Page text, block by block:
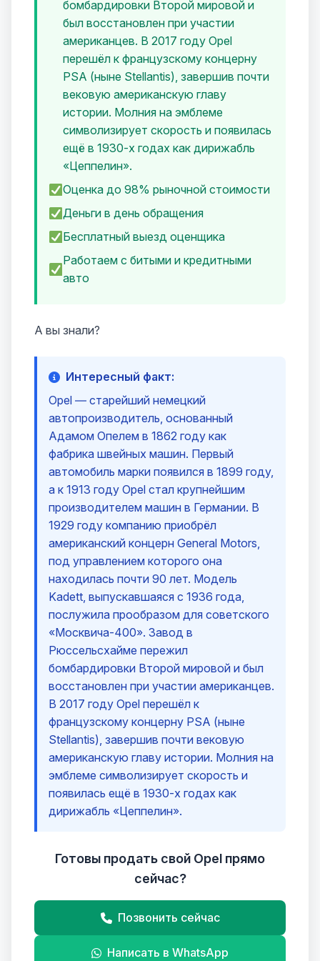
бомбардировки Второй мировой и
был восстановлен при участии
американцев. В 2017 году Opel
перешёл к французскому концерну
PSA (ныне Stellantis), завершив почти
вековую американскую главу
истории. Молния на эмблеме
символизирует скорость и появилась
ещё в 1930-х годах как дирижабль
«Цеппелин».
Оценка до 98% рыночной стоимости
Деньги в день обращения
Бесплатный выезд оценщика
Работаем с битыми и кредитными
авто
А вы знали?
Интересный факт:
Opel — старейший немецкий
автопроизводитель, основанный
Адамом Опелем в 1862 году как
фабрика швейных машин. Первый
автомобиль марки появился в 1899 году,
а к 1913 году Opel стал крупнейшим
производителем машин в Германии. В
1929 году компанию приобрёл
американский концерн General Motors,
под управлением которого она
находилась почти 90 лет. Модель
Kadett, выпускавшаяся с 1936 года,
послужила прообразом для советского
«Москвича-400». Завод в
Рюссельсхайме пережил
бомбардировки Второй мировой и был
восстановлен при участии американцев.
В 2017 году Opel перешёл к
французскому концерну PSA (ныне
Stellantis), завершив почти вековую
американскую главу истории. Молния на
эмблеме символизирует скорость и
появилась ещё в 1930-х годах как
дирижабль «Цеппелин».
Готовы продать свой Opel прямо
сейчас?
Позвонить сейчас
Написать в WhatsApp